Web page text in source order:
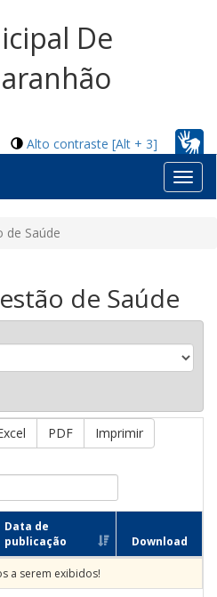
De
Alto contraste [Alt + 3]
de Saúde
de Saúde
PDF Imprimir
Data de
publicação
Download
a serem exibidos!